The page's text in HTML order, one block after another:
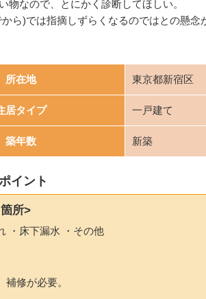
物なので、とにかく診断してほしい。
ら)では指摘しずらくなるのではとの懸念
所在地 東京都新宿区
居タイプ 一戸建て
築年数 新築
イント
所>
・床下漏水 ・その他
修が必要。